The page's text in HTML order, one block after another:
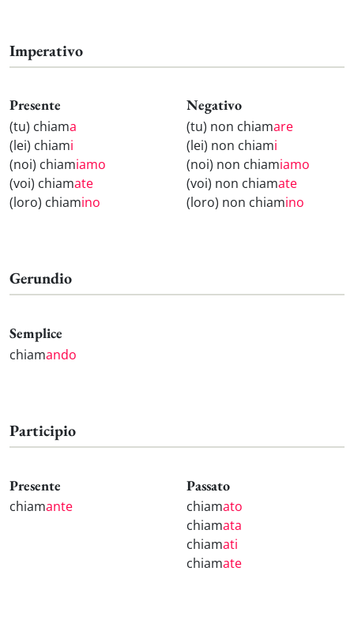
Imperativo
Presente
(tu) chiama
(lei) chiami
(noi) chiamiamo
(voi) chiamate
(loro) chiamino
Negativo
(tu) non chiamare
(lei) non chiami
(noi) non chiamiamo
(voi) non chiamate
(loro) non chiamino
Gerundio
Semplice
chiamando
Participio
Presente
chiamante
Passato
chiamato
chiamata
chiamati
chiamate